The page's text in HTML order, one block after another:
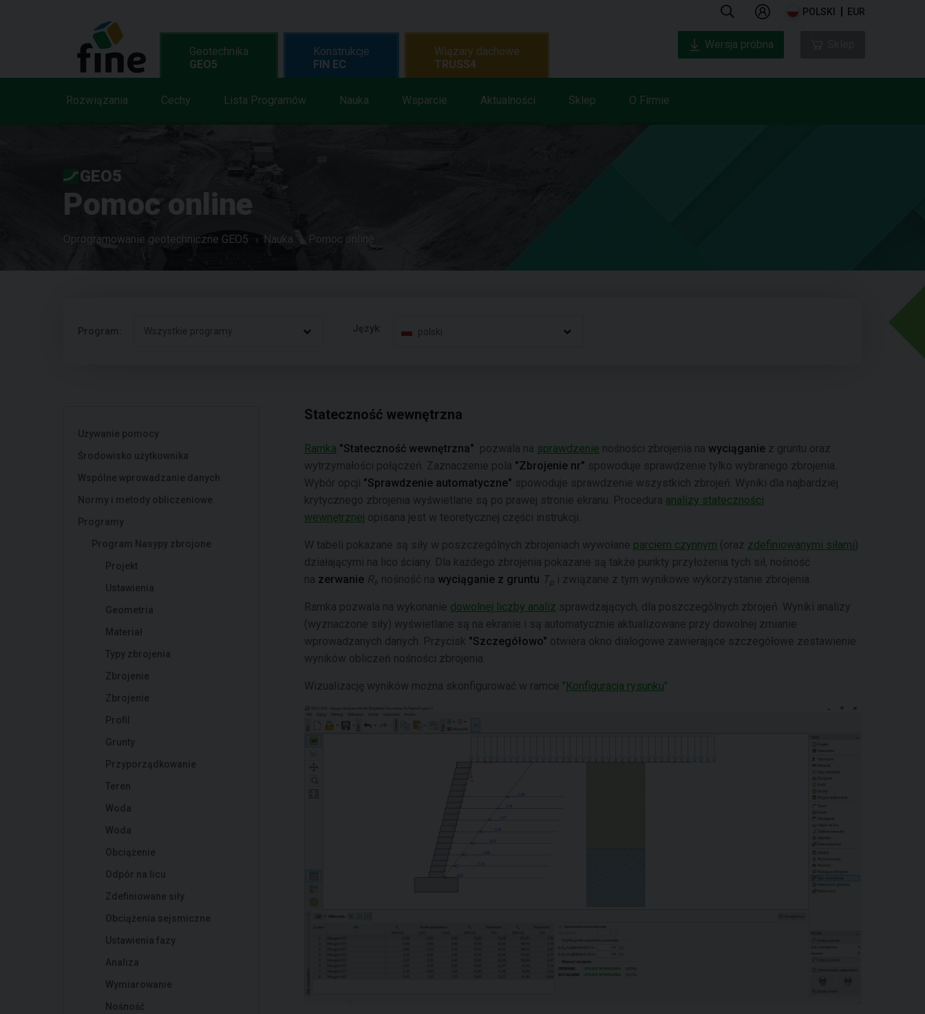
POLSKI EUR
Geotechnika
GEO5
Rozwiązania Cechy Lista Programów Nauka Wsparcie Aktualności Sklep O Firmie
Konstrukcje
FIN EC
Wiązary dachowe
TRUSS4
Wersja próbna
GEO5
Pomoc online
Oprogramowanie geotechniczne GEO5 Nauka Pomoc online
Program: Wszystkie programy Język: polski
Używanie pomocy
Środowisko użytkownika
Wspólne wprowadzanie danych
Normy i metody obliczeniowe
Programy
Program Nasypy zbrojone
Projekt
Ustawienia
Geometria
Materiał
Typy zbrojenia
Zbrojenie
Zbrojenie
Profil
Grunty
Przyporządkowanie
Teren
Woda
Woda
Obciążenie
Odpór na licu
Zdefiniowane siły
Obciążenia sejsmiczne
Ustawienia fazy
Analiza
Wymiarowanie
Nośność
Stateczność wewnętrzna
Ramka "Stateczność wewnętrzna" pozwala na sprawdzenie nośności zbrojenia na wyciąganie z gruntu oraz
wytrzymałości połączeń. Zaznaczenie pola "Zbrojenie nr" spowoduje sprawdzenie tylko wybranego zbrojenia.
Wybór opcji "Sprawdzenie automatyczne" spowoduje sprawdzenie wszystkich zbrojeń. Wyniki dla najbardziej
krytycznego zbrojenia wyświetlane są po prawej stronie ekranu. Procedura analizy stateczności
wewnętrznej opisana jest w teoretycznej części instrukcji.
W tabeli pokazane są siły w poszczególnych zbrojeniach wywołane parciem czynnym (oraz zdefiniowanymi siłami)
działającymi na lico ściany. Dla każdego zbrojenia pokazane są także punkty przyłożenia tych sił, nośność
na zerwanie Rt, nośność na wyciąganie z gruntu Tp i związane z tym wynikowe wykorzystanie zbrojenia.
Ramka pozwala na wykonanie dowolnej liczby analiz sprawdzających, dla poszczególnych zbrojeń. Wyniki analizy
(wyznaczone siły) wyświetlane są na ekranie i są automatycznie aktualizowane przy dowolnej zmianie
wprowadzanych danych. Przycisk "Szczegółowo" otwiera okno dialogowe zawierające szczegółowe zestawienie
wyników obliczeń nośności zbrojenia.
Wizualizację wyników można skonfigurować w ramce "Konfiguracja rysunku"